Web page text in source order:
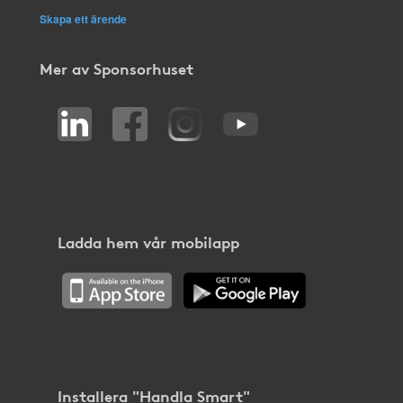
Skapa ett ärende
Mer av Sponsorhuset
Ladda hem vår mobilapp
Installera "Handla Smart"